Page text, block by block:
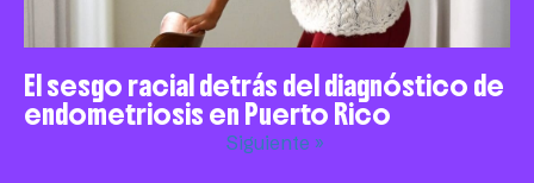
El sesgo racial detrás del diagnóstico de
endometriosis en Puerto Rico
Siguiente »